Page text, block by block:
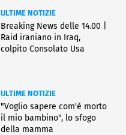
ULTIME NOTIZIE
Breaking News delle 14.00 |
Raid iraniano in Iraq,
colpito Consolato Usa
ULTIME NOTIZIE
"Voglio sapere com'è morto
il mio bambino", lo sfogo
della mamma